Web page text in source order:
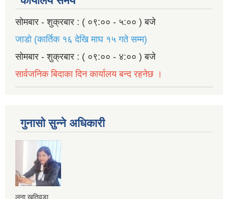
सोमबार - शुक्रबार : ( ०९:०० - ५:०० ) बजे
जाडो (कार्तिक १६ देखि माघ १५ गते सम्म)
सोमबार - शुक्रबार : ( ०९:०० - ४:०० ) बजे
सार्वजनिक बिदाका दिन कार्यालय बन्द रहनेछ ।
गुनासो सुन्ने अधिकारी
लुना खतिवडा